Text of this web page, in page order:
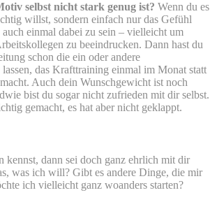
selbst nicht stark genug ist? Wenn du es
willst, sondern einfach nur das Gefühl
auch einmal dabei zu sein – vielleicht um
zu beeindrucken. Dann hast du
schon die ein oder andere
das Krafttraining einmal im Monat statt
Auch dein Wunschgewicht ist noch
bist du sogar nicht zufrieden mit dir selbst.
gemacht, es hat aber nicht geklappt.
kennst, dann sei doch ganz ehrlich mit dir
was ich will? Gibt es andere Dinge, die mir
ich vielleicht ganz woanders starten?